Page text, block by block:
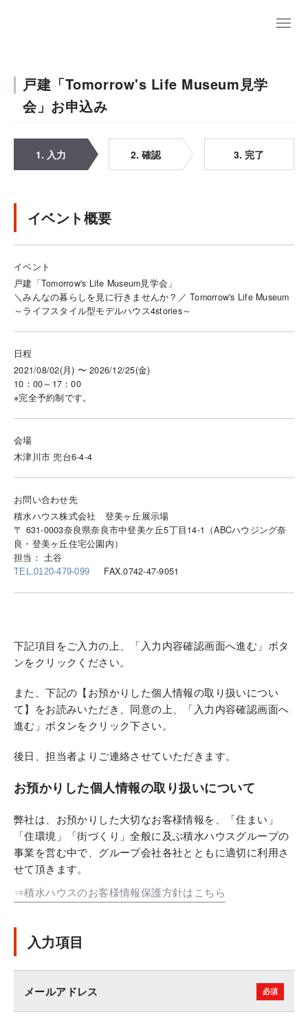
戸建「Tomorrow's Life Museum見学
会」お申込み
1. 入力 2. 確認 3. 完了
イベント概要
イベント
戸建「Tomorrow's Life Museum見学会」
＼みんなの暮らしを見に行きませんか？／ Tomorrow's Life Museum
～ライフスタイル型モデルハウス4stories～
日程
2021/08/02(月) 〜 2026/12/25(金)
10：00～17：00
※完全予約制です。
会場
木津川市 兜台6-4-4
お問い合わせ先
積水ハウス株式会社 登美ヶ丘展示場
〒 631-0003奈良県奈良市中登美ケ丘5丁目14-1（ABCハウジング奈
良・登美ヶ丘住宅公園内）
担当： 土谷
TEL.0120-479-099 FAX.0742-47-9051
下記項目をご入力の上、「入力内容確認画面へ進む」ボタ
ンをクリックください。
また、下記の【お預かりした個人情報の取り扱いについ
て】をお読みいただき、同意の上、「入力内容確認画面へ
進む」ボタンをクリック下さい。
後日、担当者よりご連絡させていただきます。
お預かりした個人情報の取り扱いについて
弊社は、お預かりした大切なお客様情報を、「住まい」
「住環境」「街づくり」全般に及ぶ積水ハウスグループの
事業を営む中で、グループ会社各社とともに適切に利用さ
せて頂きます。
⇒積水ハウスのお客様情報保護方針はこちら
入力項目
メールアドレス